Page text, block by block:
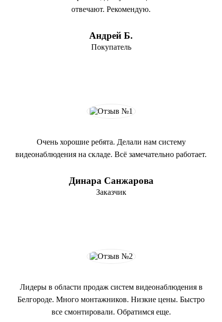
отвечают. Рекомендую.
Андрей Б.
Покупатель
Очень хорошие ребята. Делали нам систему
видеонаблюдения на складе. Всё замечательно работает.
Динара Санжарова
Заказчик
Лидеры в области продаж систем видеонаблюдения в
Белгороде. Много монтажников. Низкие цены. Быстро
все смонтировали. Обратимся еще.